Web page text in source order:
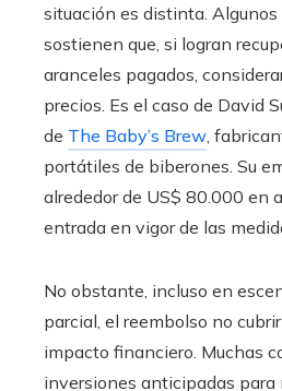
situación es distinta.
sostienen que, si logran
aranceles pagados,
precios. Es el caso de David
de The Baby’s Brew ,
portátiles de biberones. Su
alrededor de US$ 80.000 en
entrada en vigor de las
No obstante, incluso en
parcial, el reembolso no
impacto financiero. Muchas
inversiones anticipadas para